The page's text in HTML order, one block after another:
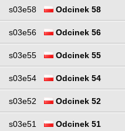
s03e58 Odcinek 58
s03e56 Odcinek 56
s03e55 Odcinek 55
s03e54 Odcinek 54
s03e52 Odcinek 52
s03e51 Odcinek 51